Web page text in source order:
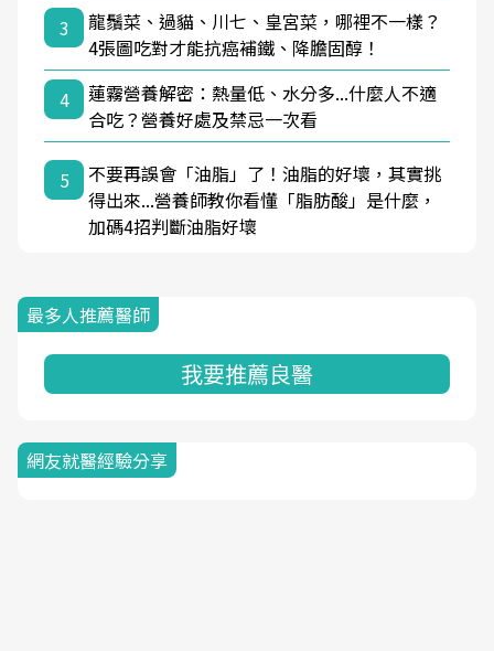
3
龍鬚菜、過貓、川七、皇宮菜，哪裡不一樣？
4張圖吃對才能抗癌補鐵、降膽固醇！
4
蓮霧營養解密：熱量低、水分多...什麼人不適
合吃？營養好處及禁忌一次看
5
不要再誤會「油脂」了！油脂的好壞，其實挑
得出來...營養師教你看懂「脂肪酸」是什麼，
加碼4招判斷油脂好壞
最多人推薦醫師
我要推薦良醫
網友就醫經驗分享